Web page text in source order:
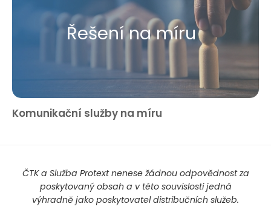
Řešení na míru
Komunikační služby na míru
ČTK a Služba Protext nenese žádnou odpovědnost za
poskytovaný obsah a v této souvislosti jedná
výhradně jako poskytovatel distribučních služeb.